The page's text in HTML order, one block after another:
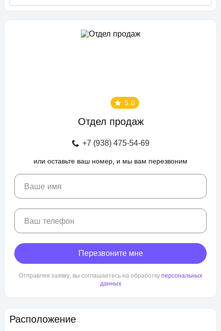
высота потолков составляет 2,75 метра. В квартирах
расположены детские и спортивные площадки,
зоны отдыха с беседками, спроектирован бульвар и
автовладельцев предусмотрен крытый и гостевой паркинг.
ЖК «Любимово» находится в районе «Губернский». Внешняя
инфраструктура развита, в пешей доступности: школа,
детский сад, магазины, поликлиника, салоны красоты. До
центра Краснодара — 25 минут транспортом.
Расположение
5.0
Отдел продаж
+7 (938) 475-54-69
или оставьте ваш номер, и мы вам перезвоним
Ваше имя
Ваш телефон
Перезвоните мне
Отправляя заявку, вы соглашаетесь на обработку персональных
данных